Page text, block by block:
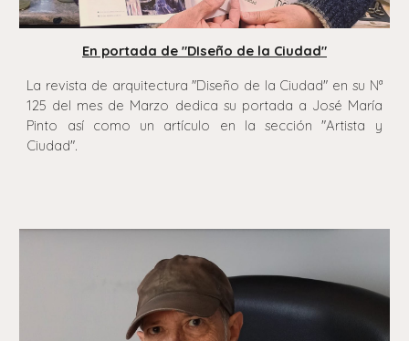
En portada de "DIseño de la Ciudad"
La revista de arquitectura "Diseño de la Ciudad" en su Nª
125 del mes de Marzo dedica su portada a José María
Pinto
así como un artículo en la sección "Artista y
Ciudad".